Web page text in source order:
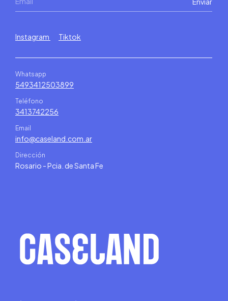
Instagram Tiktok
Whatsapp
5493412503899
Teléfono
3413742256
Email
info@caseland.com.ar
Dirección
Rosario - Pcia. de Santa Fe